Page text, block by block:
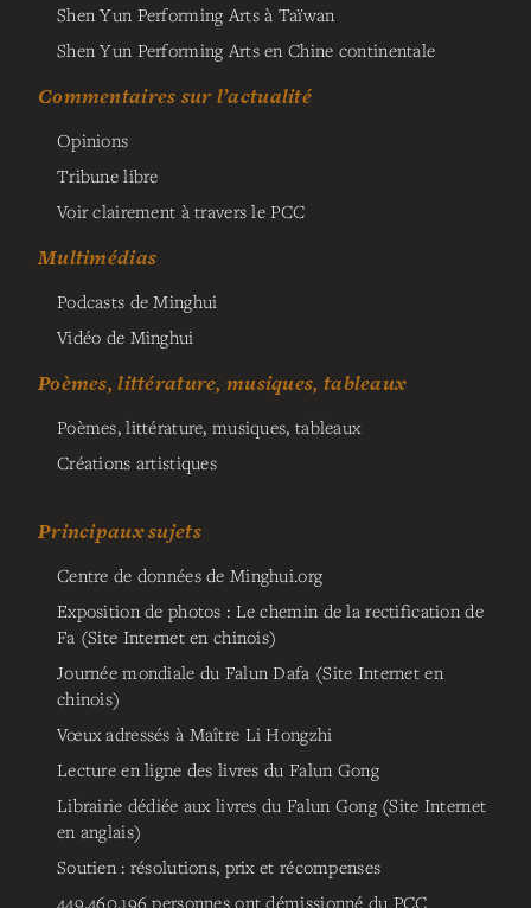
Shen Yun Performing Arts à Taïwan
Shen Yun Performing Arts en Chine continentale
Commentaires sur l’actualité
Opinions
Tribune libre
Voir clairement à travers le PCC
Multimédias
Podcasts de Minghui
Vidéo de Minghui
Poèmes, littérature, musiques, tableaux
Poèmes, littérature, musiques, tableaux
Créations artistiques
Principaux sujets
Centre de données de Minghui.org
Exposition de photos : Le chemin de la rectification de
Fa (Site Internet en chinois)
Journée mondiale du Falun Dafa (Site Internet en
chinois)
Vœux adressés à Maître Li Hongzhi
Lecture en ligne des livres du Falun Gong
Librairie dédiée aux livres du Falun Gong (Site Internet
en anglais)
Soutien : résolutions, prix et récompenses
449,460,196 personnes ont démissionné du PCC